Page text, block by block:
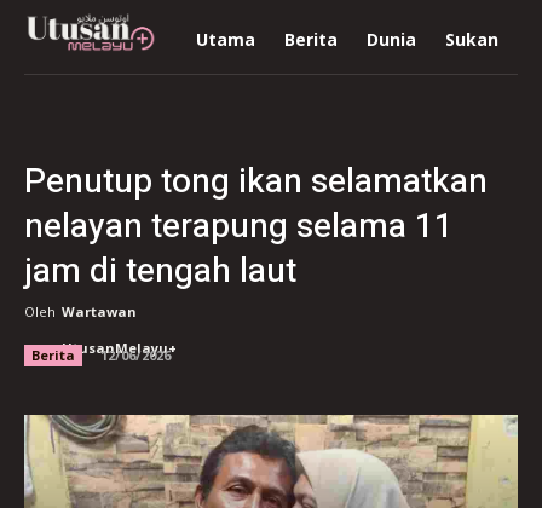
Utama Berita Dunia Sukan
Penutup tong ikan selamatkan
nelayan terapung selama 11
jam di tengah laut
Oleh Wartawan
UtusanMelayu+
Berita 12/06/2026